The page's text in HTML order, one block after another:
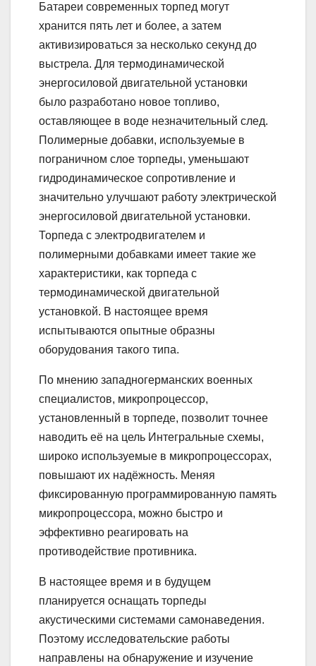
Батареи современных торпед могут
хранится пять лет и более, а затем
активизироваться за несколько секунд до
выстрела. Для термодинамической
энергосиловой двигательной установки
было разработано новое топливо,
оставляющее в воде незначительный след.
Полимерные добавки, используемые в
пограничном слое торпеды, уменьшают
гидродинамическое сопротивление и
значительно улучшают работу электрической
энергосиловой двигательной установки.
Торпеда с электродвигателем и
полимерными добавками имеет такие же
характеристики, как торпеда с
термодинамической двигательной
установкой. В настоящее время
испытываются опытные образны
оборудования такого типа.
По мнению западногерманских военных
специалистов, микропроцессор,
установленный в торпеде, позволит точнее
наводить её на цель Интегральные схемы,
широко используемые в микропроцессорах,
повышают их надёжность. Меняя
фиксированную программированную память
микропроцессора, можно быстро и
эффективно реагировать на
противодействие противника.
В настоящее время и в будущем
планируется оснащать торпеды
акустическими системами самонаведения.
Поэтому исследовательские работы
направлены на обнаружение и изучение